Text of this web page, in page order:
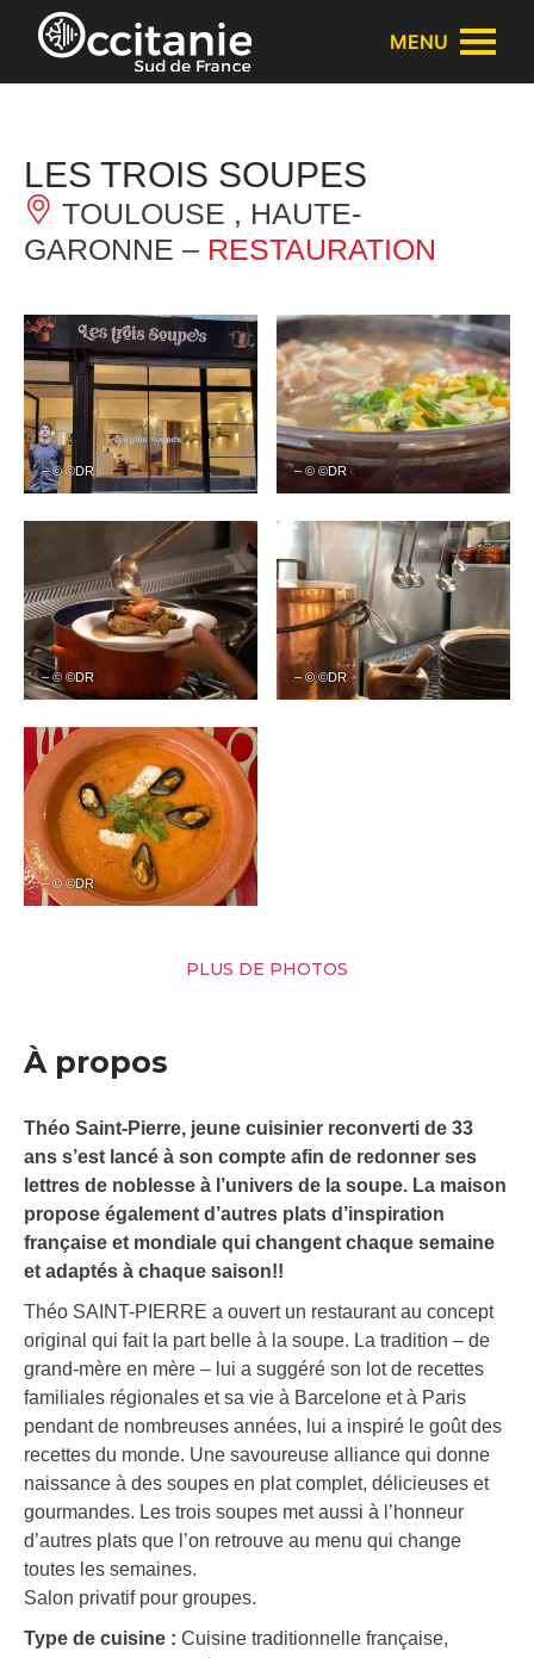
Panneau de gestion des cookies
MENU
LES TROIS SOUPES
TOULOUSE , HAUTE-
GARONNE – RESTAURATION
– © ©DR – © ©DR
– © ©DR – © ©DR
– © ©DR
PLUS DE PHOTOS
À propos
Théo Saint-Pierre, jeune cuisinier reconverti de 33
ans s’est lancé à son compte afin de redonner ses
lettres de noblesse à l’univers de la soupe. La maison
propose également d’autres plats d’inspiration
française et mondiale qui changent chaque semaine
et adaptés à chaque saison!!
Théo SAINT-PIERRE a ouvert un restaurant au concept
original qui fait la part belle à la soupe. La tradition – de
grand-mère en mère – lui a suggéré son lot de recettes
familiales régionales et sa vie à Barcelone et à Paris
pendant de nombreuses années, lui a inspiré le goût des
recettes du monde. Une savoureuse alliance qui donne
naissance à des soupes en plat complet, délicieuses et
gourmandes. Les trois soupes met aussi à l’honneur
d’autres plats que l’on retrouve au menu qui change
toutes les semaines.
Salon privatif pour groupes.
Type de cuisine : Cuisine traditionnelle française,